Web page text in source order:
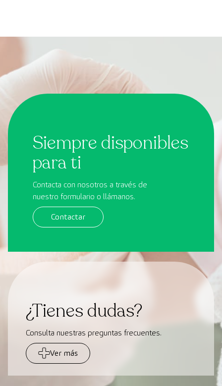
Siempre disponibles
para ti
Contacta con nosotros a través de
nuestro formulario o llámanos.
Contactar
¿Tienes dudas?
Consulta nuestras preguntas frecuentes.
Ver más